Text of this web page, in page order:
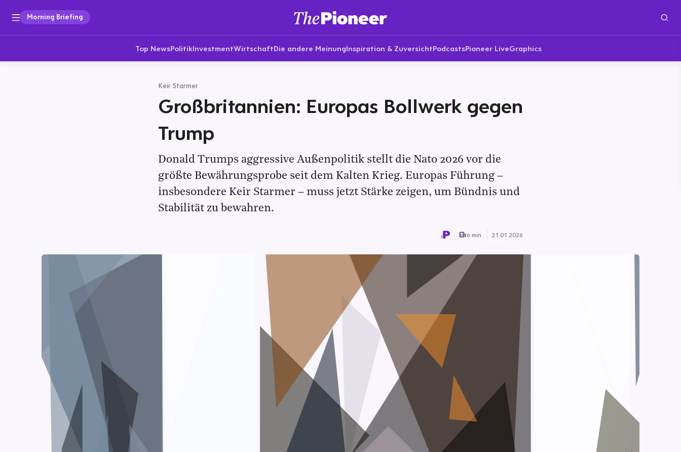
Morning Briefing
Top NewsPolitikInvestmentWirtschaftDie andere MeinungInspiration & ZuversichtPodcastsPioneer LiveGraphics
Keir Starmer
Großbritannien: Europas Bollwerk gegen
Trump
Donald Trumps aggressive Außenpolitik stellt die Nato 2026 vor die
größte Bewährungsprobe seit dem Kalten Krieg. Europas Führung –
insbesondere Keir Starmer – muss jetzt Stärke zeigen, um Bündnis und
Stabilität zu bewahren.
6 min. 21.01.2026